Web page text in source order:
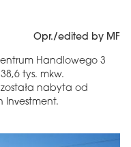
Opr./edited by MF
Handlowego 3
tys. mkw.
nabyta od
Investment.